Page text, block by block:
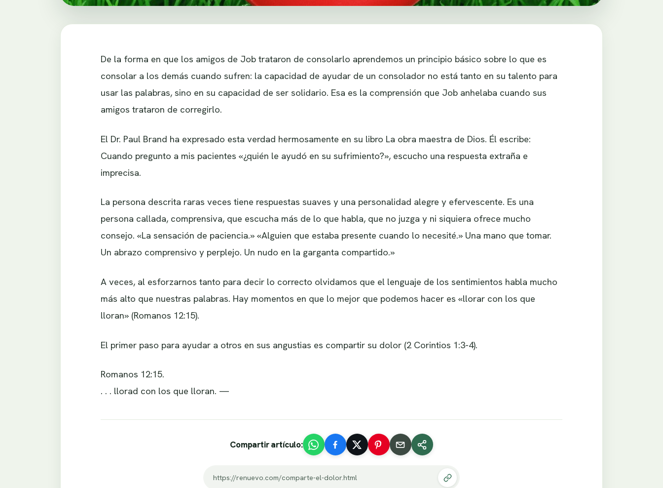
De la forma en que los amigos de Job trataron de consolarlo aprendemos un principio básico sobre lo que es
consolar a los demás cuando sufren: la capacidad de ayudar de un consolador no está tanto en su talento para
usar las palabras, sino en su capacidad de ser solidario. Esa es la comprensión que Job anhelaba cuando sus
amigos trataron de corregirlo.
El Dr. Paul Brand ha expresado esta verdad hermosamente en su libro La obra maestra de Dios. Él escribe:
Cuando pregunto a mis pacientes «¿quién le ayudó en su sufrimiento?», escucho una respuesta extraña e
imprecisa.
La persona descrita raras veces tiene respuestas suaves y una personalidad alegre y efervescente. Es una
persona callada, comprensiva, que escucha más de lo que habla, que no juzga y ni siquiera ofrece mucho
consejo. «La sensación de paciencia.» «Alguien que estaba presente cuando lo necesité.» Una mano que tomar.
Un abrazo comprensivo y perplejo. Un nudo en la garganta compartido.»
A veces, al esforzarnos tanto para decir lo correcto olvidamos que el lenguaje de los sentimientos habla mucho
más alto que nuestras palabras. Hay momentos en que lo mejor que podemos hacer es «llorar con los que
lloran» (Romanos 12:15).
El primer paso para ayudar a otros en sus angustias es compartir su dolor (2 Corintios 1:3-4).
Romanos 12:15.
. . . llorad con los que lloran. —
Compartir artículo:
https://renuevo.com/comparte-el-dolor.html